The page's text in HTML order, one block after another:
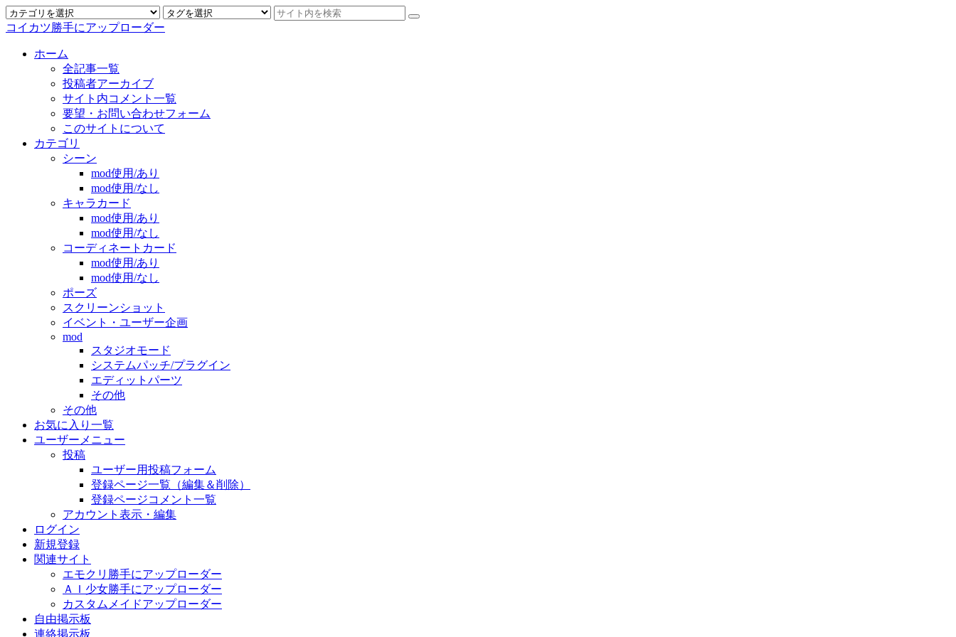
コイカツ勝手にアップローダー
ホーム
全記事一覧
投稿者アーカイブ
サイト内コメント一覧
要望・お問い合わせフォーム
このサイトについて
カテゴリ
シーン
mod使用/あり
mod使用/なし
キャラカード
mod使用/あり
mod使用/なし
コーディネートカード
mod使用/あり
mod使用/なし
ポーズ
スクリーンショット
イベント・ユーザー企画
mod
スタジオモード
システムパッチ/プラグイン
エディットパーツ
その他
その他
お気に入り一覧
ユーザーメニュー
投稿
ユーザー用投稿フォーム
登録ページ一覧（編集＆削除）
登録ページコメント一覧
アカウント表示・編集
ログイン
新規登録
関連サイト
エモクリ勝手にアップローダー
ＡＩ少女勝手にアップローダー
カスタムメイドアップローダー
自由掲示板
連絡掲示板